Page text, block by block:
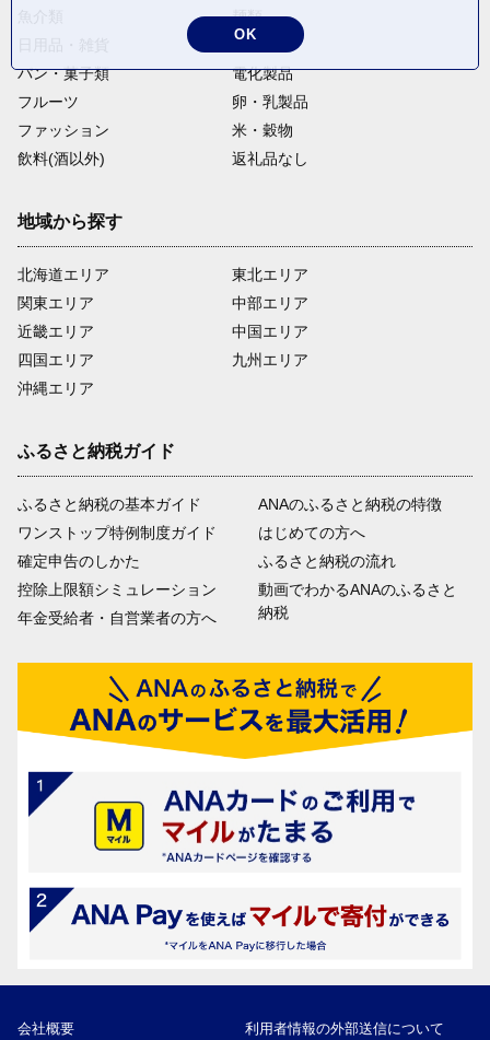
麺類
野菜
パン・菓子類
電化製品
フルーツ
卵・乳製品
ファッション
米・穀物
飲料(酒以外)
返礼品なし
地域から探す
北海道エリア
関東エリア
近畿エリア
四国エリア
沖縄エリア
東北エリア
中部エリア
中国エリア
九州エリア
ふるさと納税ガイド
ふるさと納税の基本ガイド
ワンストップ特例制度ガイド
確定申告のしかた
控除上限額シミュレーション
年金受給者・自営業者の方へ
ANAのふるさと納税の特徴
はじめての方へ
ふるさと納税の流れ
動画でわかるANAのふるさと
納税
会社概要 利用者情報の外部送信について
OK